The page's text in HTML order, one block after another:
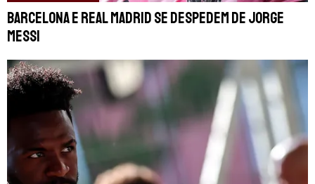
Barcelona e Real Madrid se despedem de Jorge
Messi